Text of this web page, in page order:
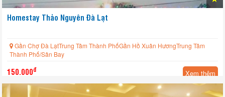
Homestay Thảo Nguyên Đà Lạt
Gần Chợ Đà LạtTrung Tâm Thành PhốGần Hồ Xuân HươngTrung Tâm
Thành Phố/Sân Bay
150.000đ Xem thêm